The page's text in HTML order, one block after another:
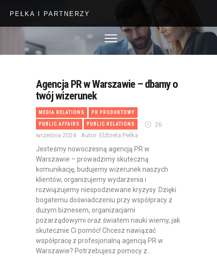
PUBLIC RELATIONS
MARKETING
SZKOLENIA
CASE STUDY
BLOG
KONTAKT
Agencja PR w Warszawie – dbamy o
twój wizerunek
MEDIA RELATIONS PR PRODUKTOWY
PUBLIC AFFAIRS PUBLIC RELATIONS
26
września 2024
Autor: Elżbieta Pełka
Jesteśmy nowoczesną agencją PR w
Warszawie – prowadzimy skuteczną
komunikację, budujemy wizerunek naszych
klientów, organizujemy wydarzenia i
rozwiązujemy niespodziewane kryzysy. Dzięki
bogatemu doświadczeniu przy współpracy z
dużym biznesem, organizacjami
pozarządowymi oraz światem nauki wiemy, jak
skutecznie Ci pomóc! Chcesz nawiązać
współpracę z profesjonalną agencją PR w
Warszawie? Potrzebujesz pomocy z…